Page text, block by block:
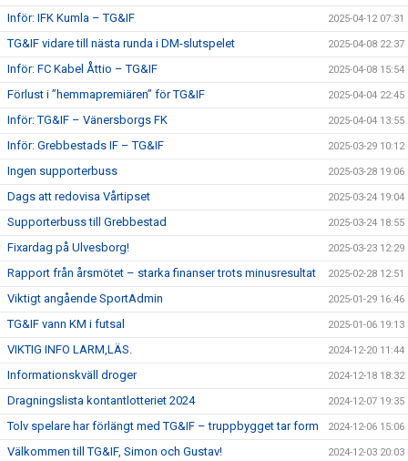
Inför: IFK Kumla – TG&IF 2025-04-12 07:31
TG&IF vidare till nästa runda i DM-slutspelet 2025-04-08 22:37
Inför: FC Kabel Åttio – TG&IF 2025-04-08 15:54
Förlust i ”hemmapremiären” för TG&IF 2025-04-04 22:45
Inför: TG&IF – Vänersborgs FK 2025-04-04 13:55
Inför: Grebbestads IF – TG&IF 2025-03-29 10:12
Ingen supporterbuss 2025-03-28 19:06
Dags att redovisa Vårtipset 2025-03-24 19:04
Supporterbuss till Grebbestad 2025-03-24 18:55
Fixardag på Ulvesborg! 2025-03-23 12:29
Rapport från årsmötet – starka finanser trots minusresultat 2025-02-28 12:51
Viktigt angående SportAdmin 2025-01-29 16:46
TG&IF vann KM i futsal 2025-01-06 19:13
VIKTIG INFO LARM,LÄS. 2024-12-20 11:44
Informationskväll droger 2024-12-18 18:32
Dragningslista kontantlotteriet 2024 2024-12-07 19:35
Tolv spelare har förlängt med TG&IF – truppbygget tar form 2024-12-06 15:06
Välkommen till TG&IF, Simon och Gustav! 2024-12-03 20:03